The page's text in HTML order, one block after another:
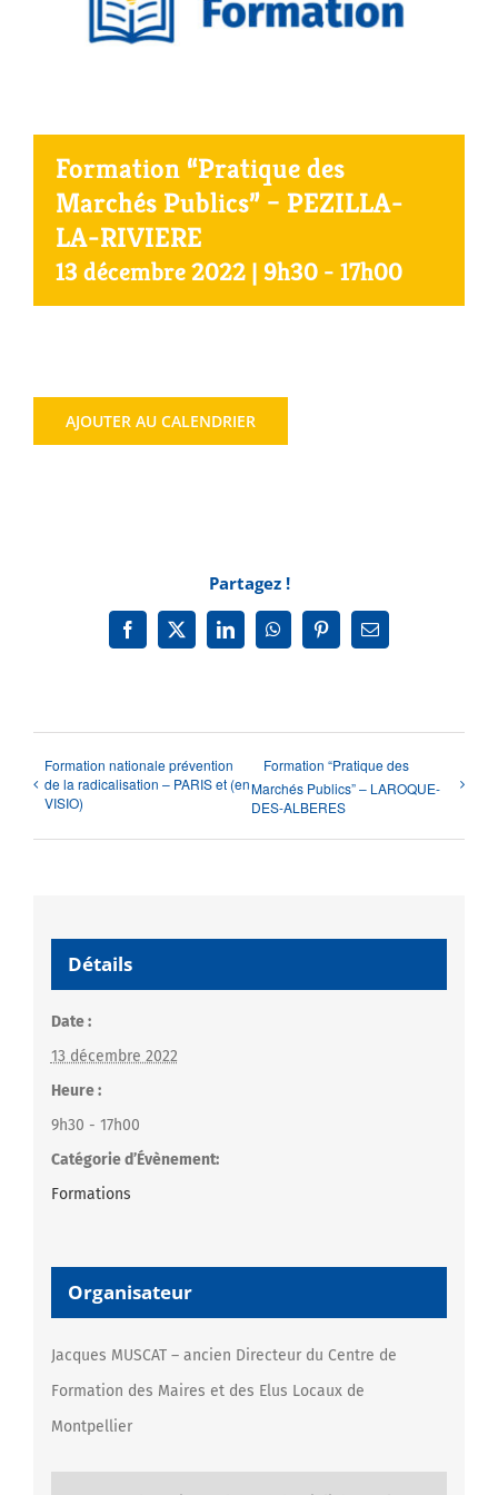
Municipales 2026
Formation “Pratique des
Marchés Publics” – PEZILLA-
LA-RIVIERE
13 décembre 2022 | 9h30 - 17h00
AJOUTER AU CALENDRIER
Partagez !
Facebook
X LinkedInWhatsAppPinterestEmail
Formation nationale prévention
de la radicalisation – PARIS et (en
VISIO)
Formation “Pratique des
Marchés Publics” – LAROQUE-
DES-ALBERES
Détails
Date :
13 décembre 2022
Heure :
9h30 - 17h00
Catégorie d’Évènement:
Formations
Organisateur
Jacques MUSCAT – ancien Directeur du Centre de
Formation des Maires et des Elus Locaux de
Montpellier